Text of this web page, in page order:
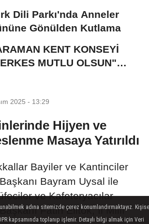
Dili Parkı'nda Anneler
Gönülden Kutlama
KENT KONSEYİ
MUTLU OLSUN"
2025 - 13:29
Hijyen ve
Masaya Yatırıldı
Bayiler ve Kantinciler
Bayram Uysal ile
ve Kafeteryacılar
Fatih Elitok, İl Millî
adına sitemizde çerez konumlandırmaktayız.
kapsamında toplanıp işlenir. Detaylı bilgi almak için Veri